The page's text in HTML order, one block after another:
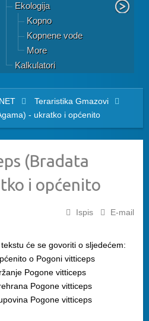
Ekologija
Kopno
Kopnene vode
More
Kalkulatori
Teraristika Gmazovi
- ukratko i općenito
(Bradata
i općenito
Ispis E-mail
tekstu će se govoriti o sljedećem:
o Pogoni vitticeps
Pogone vitticeps
Pogone vitticeps
Pogone vitticeps